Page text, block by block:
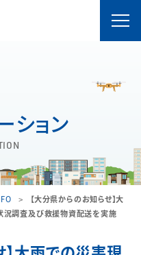
ション
【大分県からのお知らせ】大
況調査及び救援物資配送を実施